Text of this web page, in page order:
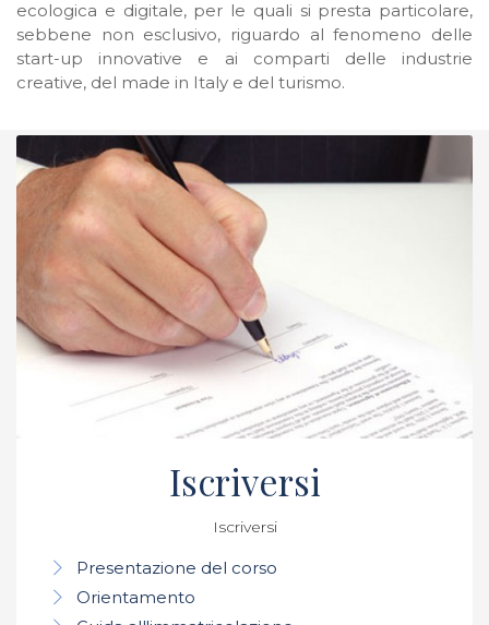
ecologica e digitale, per le quali si presta particolare,
sebbene non esclusivo, riguardo al fenomeno delle
start-up innovative e ai comparti delle industrie
creative, del made in Italy e del turismo.
Iscriversi
Iscriversi
Presentazione del corso
Orientamento